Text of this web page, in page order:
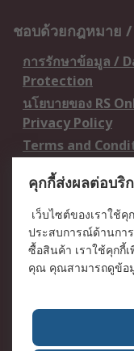
ชอบด้วยกฎหมาย
การรักษาข้อมูล /
Protection
นโยบายของ RS
Privacy Policy
Terms and
เกี่ยวกับ RS /
RS ทั่วโลก / RS
Worldwide
บริษัทในเครือ RS /
เกี่ยวกับ RS / About
คุกกี้ส่งผลต่อบริ
เว็บไซต์ของเราใช้
ประสบการณ์ด้านกา
ซื้อสินค้า เราใช้คุกกี้
คุณ คุณสามารถดูข้อ